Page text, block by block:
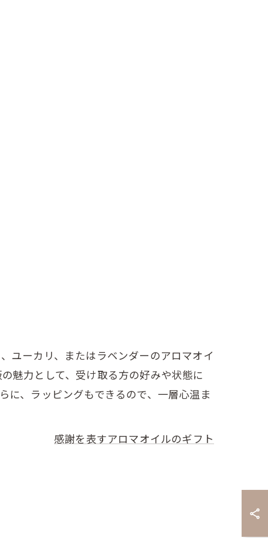
ユーカリ、またはラベンダーのアロマオイ
魅力として、受け取る方の好みや状態に
に、ラッピングもできるので、一層心温ま
感謝を表すアロマオイルのギフト